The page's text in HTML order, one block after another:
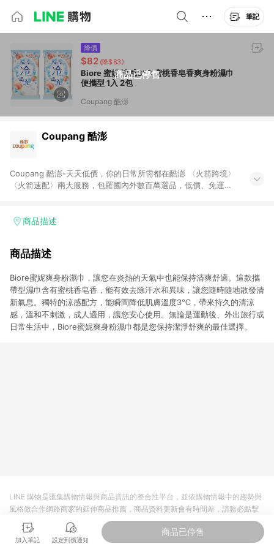
筆記
商品已停售
降價
$82 (降$83)
Biore 蜜妮 涼感3℃ 蜜桃香皂香爽身粉濕巾
便攜型 1入 2包
Coupang 酷澎
Coupang 酷澎
Coupang 酷澎-天天低價，你的日常所需都在酷澎 〈火箭跨境〉
〈火箭速配〉兩大服務，包羅國內外數百萬選品，低價、免運，
加入WOW會員告別湊免運，火箭速配、火箭跨境優質選品不限金
商品描述
商品描述
Biore蜜妮爽身粉濕巾，讓您在炎熱的天氣中也能保持清爽舒適。這款攜
帶型濕巾含有蜜桃香皂香，能有效去除汗水和異味，讓您隨時隨地散發清
新氣息。獨特的涼感配方，能瞬間降低肌膚溫度3℃，帶來持久的清涼
感，溫和不刺激，成人適用，讓您安心使用。無論是運動後、外出旅行或
日常生活中，Biore蜜妮爽身粉濕巾都是您保持潔淨舒爽的最佳選擇。
加入筆記 設定到價通知
商品已停售
LINE 購物是匯集購物情報與商品資訊的整合性平台，並依購物情報中的趨勢與
風格做合作網路商家的延伸商品推薦，商品資料更新會有時間差，請務必點擊
商品至各合作網路商家，確認現售價與購物條件，一切資訊以合作廠商網頁為
準。